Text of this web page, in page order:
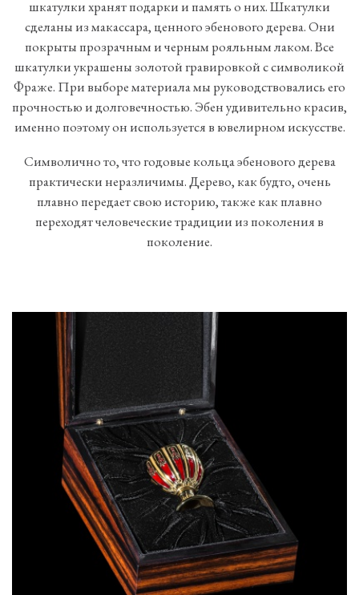
шкатулки хранят подарки и память о них. Шкатулки
сделаны из макассара, ценного эбенового дерева. Они
покрыты прозрачным и черным рояльным лаком. Все
шкатулки украшены золотой гравировкой с символикой
Фраже. При выборе материала мы руководствовались его
прочностью и долговечностью. Эбен удивительно красив,
именно поэтому он используется в ювелирном искусстве.
Символично то, что годовые кольца эбенового дерева
практически неразличимы. Дерево, как будто, очень
плавно передает свою историю, также как плавно
переходят человеческие традиции из поколения в
поколение.